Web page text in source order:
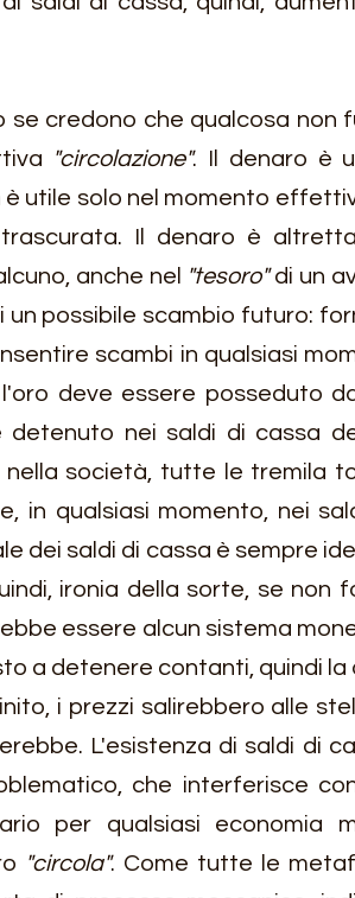
se credono che qualcosa non
"circolazione". Il denaro è
è utile solo nel momento
anche nel "tesoro" di un
possibile scambio futuro:
scambi in qualsiasi
deve essere posseduto
nei saldi di cassa
società, tutte le tremila
in qualsiasi momento, nei
dei saldi di cassa è sempre
ironia della sorte, se non
essere alcun sistema
a detenere contanti, quindi la
i prezzi salirebbero alle
L'esistenza di saldi di
che interferisce
per qualsiasi economia
"circola". Come tutte le